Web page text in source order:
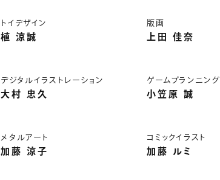
トイデザイン
植 涼誠
版画
上田 佳奈
デジタルイラストレーション
大村 忠久
ゲームプランニング
小笠原 誠
メタルアート
加藤 涼子
コミックイラスト
加藤 ルミ